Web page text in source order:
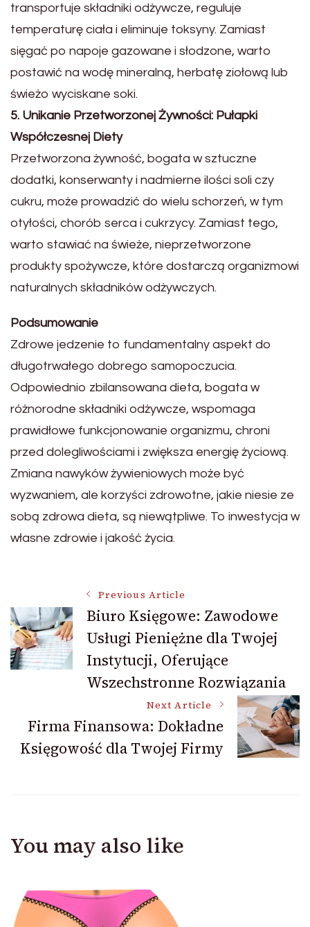
transportuje składniki odżywcze, reguluje
temperaturę ciała i eliminuje toksyny. Zamiast
sięgać po napoje gazowane i słodzone, warto
postawić na wodę mineralną, herbatę ziołową lub
świeżo wyciskane soki.
5. Unikanie Przetworzonej Żywności: Pułapki
Współczesnej Diety
Przetworzona żywność, bogata w sztuczne
dodatki, konserwanty i nadmierne ilości soli czy
cukru, może prowadzić do wielu schorzeń, w tym
otyłości, chorób serca i cukrzycy. Zamiast tego,
warto stawiać na świeże, nieprzetworzone
produkty spożywcze, które dostarczą organizmowi
naturalnych składników odżywczych.
Podsumowanie
Zdrowe jedzenie to fundamentalny aspekt do
długotrwałego dobrego samopoczucia.
Odpowiednio zbilansowana dieta, bogata w
różnorodne składniki odżywcze, wspomaga
prawidłowe funkcjonowanie organizmu, chroni
przed dolegliwościami i zwiększa energię życiową.
Zmiana nawyków żywieniowych może być
wyzwaniem, ale korzyści zdrowotne, jakie niesie ze
sobą zdrowa dieta, są niewątpliwe. To inwestycja w
własne zdrowie i jakość życia.
Post
Navigation
Previous Article
Biuro Księgowe: Zawodowe
Usługi Pieniężne dla Twojej
Instytucji, Oferujące
Wszechstronne Rozwiązania
Next Article
Firma Finansowa: Dokładne
Księgowość dla Twojej Firmy
You may also like